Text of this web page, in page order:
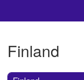
Finland